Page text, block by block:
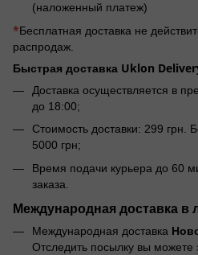
(наложенный платеж)
*Бесплатная доставка не
распродаж.
Быстрая доставка Uklon
Доставка осуществляется в
до 18:00;
Стоимость доставки: 299 грн.
5000 грн;
Время подачи курьера до 60
заказа.
Международная доставка в
Международная доставка
Отследить посылку вы можете